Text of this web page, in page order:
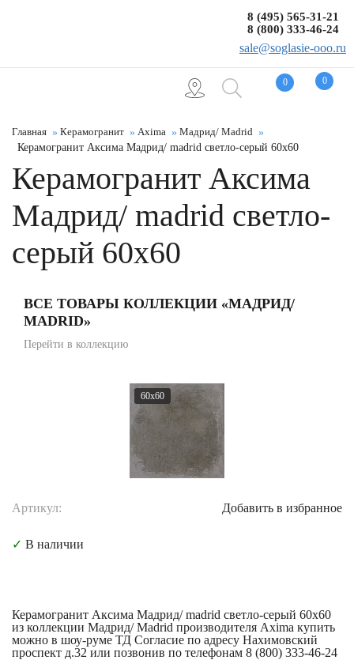
0 0
8 (495) 565-31-21
8 (800) 333-46-24
sale@soglasie-ooo.ru
Главная Керамогранит Axima
Мадрид/ Madrid
Керамогранит Аксима Мадрид/ madrid светло-серый 60x60
Керамогранит Аксима
Мадрид/ madrid светло-
серый 60x60
ВСЕ ТОВАРЫ КОЛЛЕКЦИИ «МАДРИД/
MADRID»
Перейти в коллекцию
60x60
Артикул: Добавить в избранное
✓ В наличии
Керамогранит Аксима Мадрид/ madrid светло-серый 60x60
из коллекции Мадрид/ Madrid производителя Axima купить
можно в шоу-руме ТД Согласие по адресу Нахимовский
проспект д.32 или позвонив по телефонам 8 (800) 333-46-24